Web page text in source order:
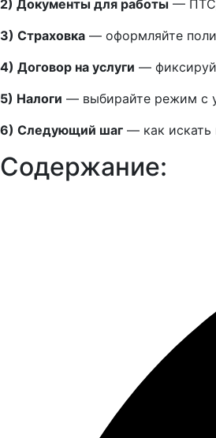
2) Документы для работы — ПТС/
3) Страховка — оформляйте
4) Договор на услуги —
5) Налоги — выбирайте режим с
6) Следующий шаг — как искать
Содержание: